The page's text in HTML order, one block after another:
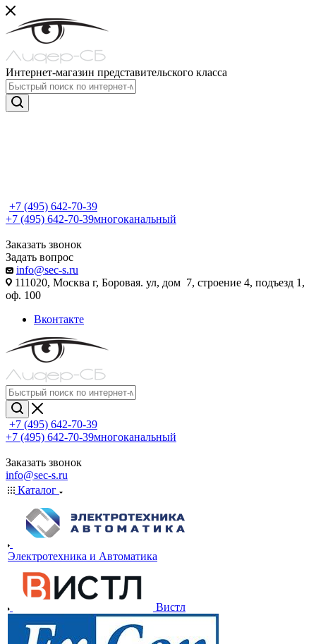
Интернет-магазин представительского класса
+7 (495) 642-70-39
+7 (495) 642-70-39многоканальный
Заказать звонок
Задать вопрос
info@sec-s.ru
111020, Москва г, Боровая. ул, дом 7, строение 4, подъезд 1,
оф. 100
Вконтакте
+7 (495) 642-70-39
+7 (495) 642-70-39многоканальный
Заказать звонок
info@sec-s.ru
Каталог
Электротехника и Автоматика
Вистл